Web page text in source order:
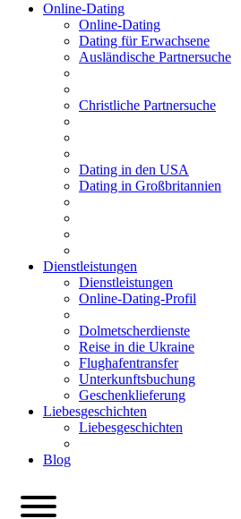
Online-Dating
Online-Dating
Dating für Erwachsene
Ausländische Partnersuche
Christliche Partnersuche
Dating in den USA
Dating in Großbritannien
Dienstleistungen
Dienstleistungen
Online-Dating-Profil
Dolmetscherdienste
Reise in die Ukraine
Flughafentransfer
Unterkunftsbuchung
Geschenklieferung
Liebesgeschichten
Liebesgeschichten
Blog